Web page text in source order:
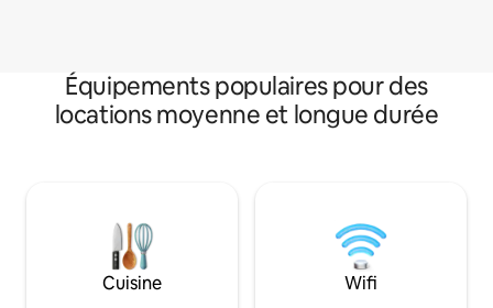
Équipements populaires pour des
locations moyenne et longue durée
Cuisine Wifi